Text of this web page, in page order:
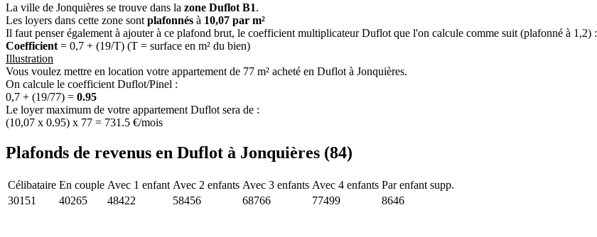
La ville de Jonquières se trouve dans la zone Duflot B1.
Les loyers dans cette zone sont plafonnés à 10,07 par m²
Il faut penser également à ajouter à ce plafond brut, le coefficient multiplicateur Duflot que l'on calcule comme suit (plafonné à 1,2) :
Coefficient = 0,7 + (19/T) (T = surface en m² du bien)
Illustration
Vous voulez mettre en location votre appartement de 77 m² acheté en Duflot à Jonquières.
On calcule le coefficient Duflot/Pinel :
0,7 + (19/77) = 0.95
Le loyer maximum de votre appartement Duflot sera de :
(10,07 x 0.95) x 77 = 731.5 €/mois
Plafonds de revenus en Duflot à Jonquières (84)
Célibataire En couple Avec 1 enfant Avec 2 enfants Avec 3 enfants Avec 4 enfants Par enfant supp.
30151
40265 48422 58456 68766 77499 8646